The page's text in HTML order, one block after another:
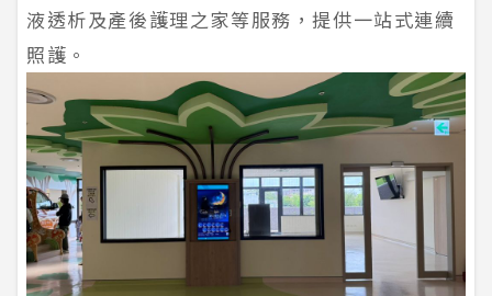
液透析及產後護理之家等服務，提供一站式連續
照護。